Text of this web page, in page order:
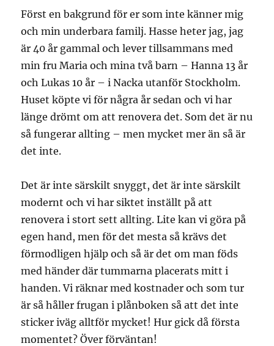
Först en bakgrund för er som inte känner mig
och min underbara familj. Hasse heter jag, jag
är 40 år gammal och lever tillsammans med
min fru Maria och mina två barn – Hanna 13 år
och Lukas 10 år – i Nacka utanför Stockholm.
Huset köpte vi för några år sedan och vi har
länge drömt om att renovera det. Som det är nu
så fungerar allting – men mycket mer än så är
det inte.
Det är inte särskilt snyggt, det är inte särskilt
modernt och vi har siktet inställt på att
renovera i stort sett allting. Lite kan vi göra på
egen hand, men för det mesta så krävs det
förmodligen hjälp och så är det om man föds
med händer där tummarna placerats mitt i
handen. Vi räknar med kostnader och som tur
är så håller frugan i plånboken så att det inte
sticker iväg alltför mycket! Hur gick då första
momentet? Över förväntan!